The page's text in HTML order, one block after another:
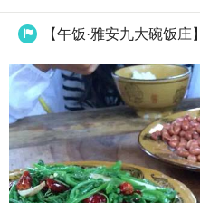
 【午饭·雅安九大碗饭庄】